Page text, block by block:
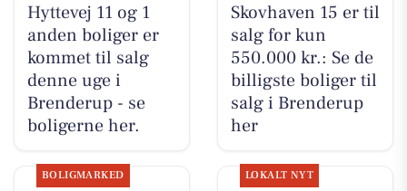
Hyttevej 11 og 1
anden boliger er
kommet til salg
denne uge i
Brenderup - se
boligerne her.
Skovhaven 15 er til
salg for kun
550.000 kr.: Se de
billigste boliger til
salg i Brenderup
her
BOLIGMARKED LOKALT NYT